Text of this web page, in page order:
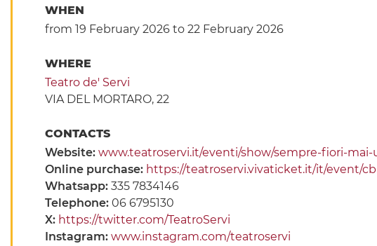
WHEN
from 19 February 2026to 22 February 2026
WHERE
Teatro de' Servi
VIA DEL MORTARO, 22
CONTACTS
Website: www.teatroservi.it/eventi/show/sempre-fiori-mai-
Online purchase: https://teatroservi.vivaticket.it/it/event/
Whatsapp: 335 7834146
Telephone: 06 6795130
X: https://twitter.com/TeatroServi
Instagram: www.instagram.com/teatroservi